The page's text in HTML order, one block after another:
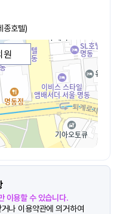
종호텔)
원
이용할 수 있습니다.
나 이용약관에 의거하여